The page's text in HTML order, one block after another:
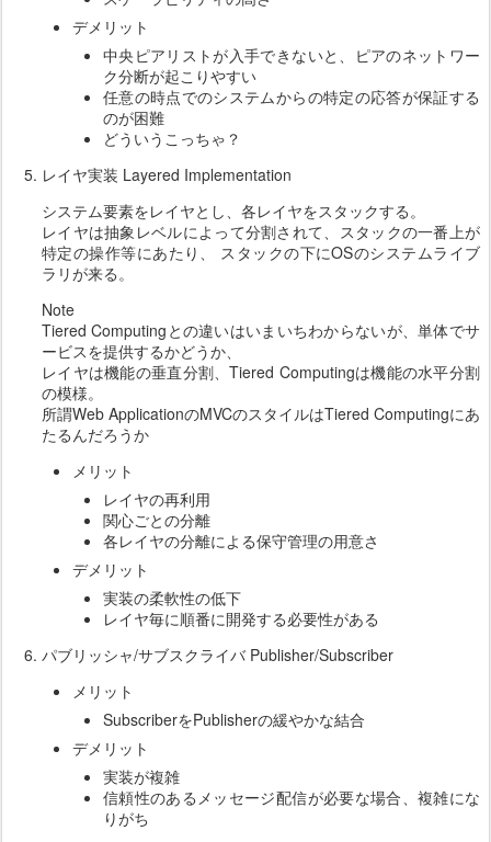
デメリット
中央ピアリストが入手できないと、ピアのネットワー
ク分断が起こりやすい
任意の時点でのシステムからの特定の応答が保証する
のが困難
どういうこっちゃ？
レイヤ実装 Layered Implementation
システム要素をレイヤとし、各レイヤをスタックする。
レイヤは抽象レベルによって分割されて、スタックの一番上が
特定の操作等にあたり、 スタックの下にOSのシステムライブ
ラリが来る。
Note
Tiered Computingとの違いはいまいちわからないが、単体でサ
ービスを提供するかどうか、
レイヤは機能の垂直分割、Tiered Computingは機能の水平分割
の模様。
所謂Web ApplicationのMVCのスタイルはTiered Computingにあ
たるんだろうか
メリット
レイヤの再利用
関心ごとの分離
各レイヤの分離による保守管理の用意さ
デメリット
実装の柔軟性の低下
レイヤ毎に順番に開発する必要性がある
パブリッシャ/サブスクライバ Publisher/Subscriber
メリット
SubscriberをPublisherの緩やかな結合
デメリット
実装が複雑
信頼性のあるメッセージ配信が必要な場合、複雑にな
りがち